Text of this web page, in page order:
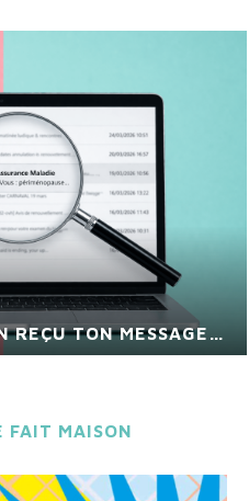
REÇU TON MESSAGE…
FAIT MAISON